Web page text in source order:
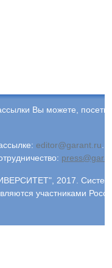
Вы можете,
editor@garant.ru
2017. Система
участниками